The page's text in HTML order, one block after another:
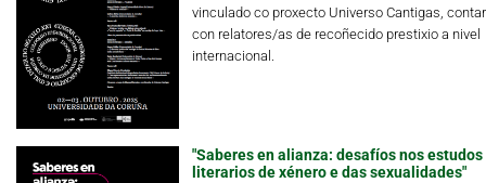
vinculado co proxecto Universo Cantigas,
con relatores/as de recoñecido prestixio a nivel
internacional.
"Saberes en alianza: desafíos nos estudos
literarios de xénero e das sexualidades"